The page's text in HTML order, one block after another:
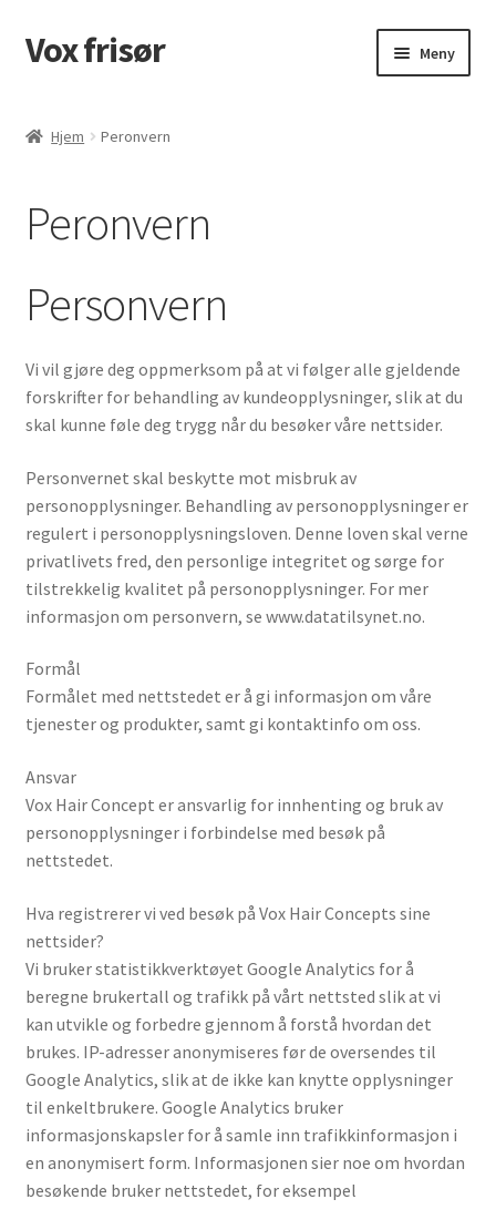
Hopp
til
Hopp
til
Vox frisør Meny
Checkout
Logg inn
Om oss
Peronvern
Shop
Hjem Peronvern
Peronvern
Personvern
Vi vil gjøre deg oppmerksom på at vi følger alle gjeldende
forskrifter for behandling av kundeopplysninger, slik at du
skal kunne føle deg trygg når du besøker våre nettsider.
Personvernet skal beskytte mot misbruk av
personopplysninger. Behandling av personopplysninger er
regulert i personopplysningsloven. Denne loven skal verne
privatlivets fred, den personlige integritet og sørge for
tilstrekkelig kvalitet på personopplysninger. For mer
informasjon om personvern, se www.datatilsynet.no.
Formål
Formålet med nettstedet er å gi informasjon om våre
tjenester og produkter, samt gi kontaktinfo om oss.
Ansvar
Vox Hair Concept er ansvarlig for innhenting og bruk av
personopplysninger i forbindelse med besøk på
nettstedet.
Hva registrerer vi ved besøk på Vox Hair Concepts sine
nettsider?
Vi bruker statistikkverktøyet Google Analytics for å
beregne brukertall og trafikk på vårt nettsted slik at vi
kan utvikle og forbedre gjennom å forstå hvordan det
brukes. IP-adresser anonymiseres før de oversendes til
Google Analytics, slik at de ikke kan knytte opplysninger
til enkeltbrukere. Google Analytics bruker
informasjonskapsler for å samle inn trafikkinformasjon i
en anonymisert form. Informasjonen sier noe om hvordan
besøkende bruker nettstedet, for eksempel